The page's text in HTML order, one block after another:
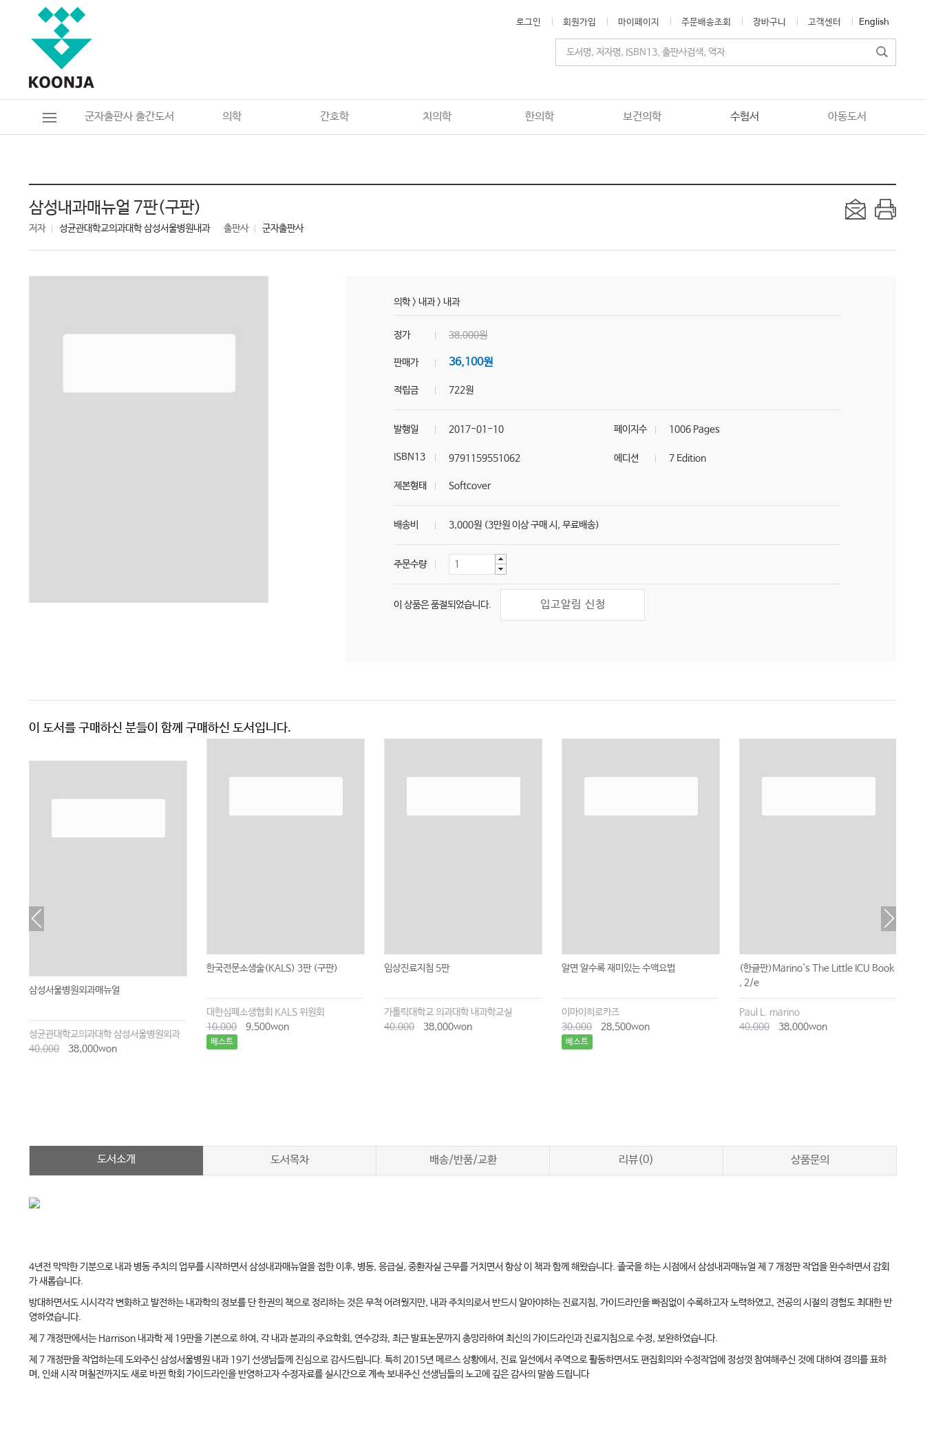
로그인 회원가입 마이페이지 주문배송조회 장바구니 고객센터 English
군자출판사 출간도서 의학 간호학 치의학 한의학 보건의학 수험서 아동도서
삼성내과매뉴얼 7판(구판)
저자 성균관대학교의과대학 삼성서울병원내과 출판사 군자출판사
의학> 내과> 내과
정가 38,000원
판매가 36,100원
적립금 722원
발행일 2017-01-10 페이지수 1006 Pages
ISBN13 9791159551062 에디션 7 Edition
제본형태 Softcover
배송비 3,000원 (3만원 이상 구매 시, 무료배송)
주문수량
이 상품은 품절되었습니다. 입고알림 신청
이 도서를 구매하신 분들이 함께 구매하신 도서입니다.
삼성서울병원외과매뉴얼
성균관대학교의과대학 삼성서울병원외과
40,000
38,000won
한국전문소생술(KALS) 3판 (구판)
대한심폐소생협회 KALS 위원회
10,000
9,500won
베스트
임상진료지침 5판
가톨릭대학교 의과대학 내과학교실
40,000
38,000won
알면 알수록 재미있는 수액요법
이마이히로카즈
30,000
28,500won
베스트
(한글판)Marino`s The Little ICU Book
, 2/e
Paul L. marino
40,000
38,000won
도서소개 도서목차 배송/반품/교환 리뷰(0) 상품문의
4년전 막막한 기분으로 내과 병동 주치의 업무를 시작하면서 삼성내과매뉴얼을 접한 이후, 병동, 응급실, 중환자실 근무를 거치면서 항상 이 책과 함께 해왔습니다. 졸국을 하는 시점에서 삼성내과매뉴얼 제 7 개정판 작업을 완수하면서 감회
가 새롭습니다.
방대하면서도 시시각각 변화하고 발전하는 내과학의 정보를 단 한권의 책으로 정리하는 것은 무척 어려웠지만, 내과 주치의로서 반드시 알아야하는 진료지침, 가이드라인을 빠짐없이 수록하고자 노력하였고, 전공의 시절의 경험도 최대한 반
영하였습니다.
제 7 개정판에서는 Harrison 내과학 제 19판을 기본으로 하여, 각 내과 분과의 주요학회, 연수강좌, 최근 발표논문까지 총망라하여 최신의 가이드라인과 진료지침으로 수정, 보완하였습니다.
제 7 개정판을 작업하는데 도와주신 삼성서울병원 내과 19기 선생님들께 진심으로 감사드립니다. 특히 2015년 메르스 상황에서, 진료 일선에서 주역으로 활동하면서도 편집회의와 수정작업에 정성껏 참여해주신 것에 대하여 경의를 표하
며, 인쇄 시작 며칠전까지도 새로 바뀐 학회 가이드라인을 반영하고자 수정자료를 실시간으로 계속 보내주신 선생님들의 노고에 깊은 감사의 말씀 드립니다